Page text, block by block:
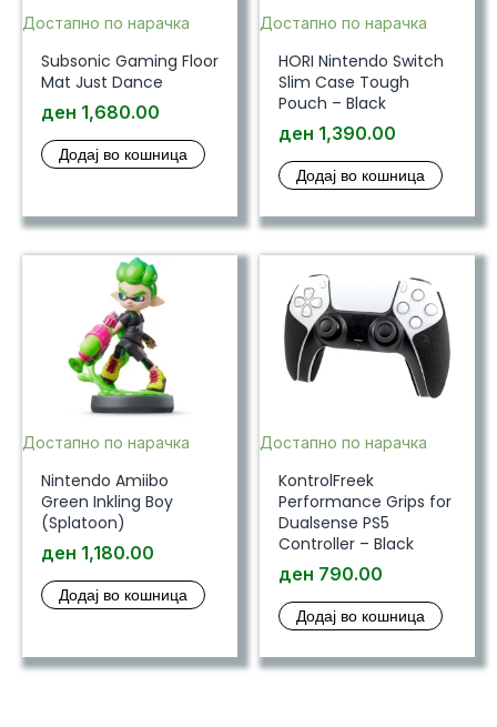
Достапно по нарачка
Subsonic Gaming Floor
Mat Just Dance
ден 1,680.00
Додај во кошница
Достапно по нарачка
HORI Nintendo Switch
Slim Case Tough
Pouch – Black
ден 1,390.00
Додај во кошница
Достапно по нарачка
Nintendo Amiibo
Green Inkling Boy
(Splatoon)
ден 1,180.00
Додај во кошница
Достапно по нарачка
KontrolFreek
Performance Grips for
Dualsense PS5
Controller – Black
ден 790.00
Додај во кошница